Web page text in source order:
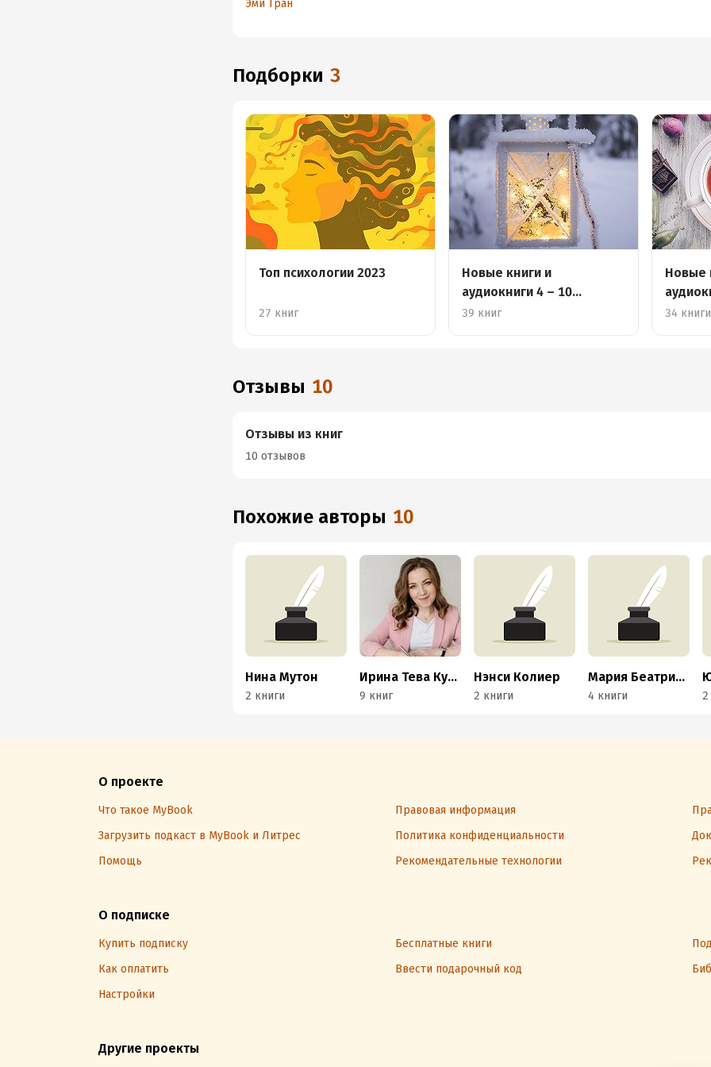
принятия себя
Эми Тран
Подборки 3
Топ психологии 2023
27 книг
Новые книги и
аудиокниги 4 – 10
декабря
39 книг
Новые
декабря
34 книги
Отзывы 10
Отзывы из книг
10 отзывов
Похожие авторы 10
Нина Мутон
2 книги
Ирина Тева Кумар
9 книг
Нэнси Колиер
2 книги
Мария Беатриче Алонци
4 книги 2
О проекте
Что такое MyBook Правовая информация
Загрузить подкаст в MyBook и Литрес
Политика конфиденциальности
Помощь
Рекомендательные технологии
О подписке
Купить подписку Бесплатные книги
Как оплатить
Ввести подарочный код
Настройки
Другие проекты